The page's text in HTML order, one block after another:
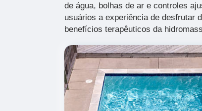
de água, bolhas de ar e controles
usuários a experiência de desfrutar
benefícios terapêuticos da